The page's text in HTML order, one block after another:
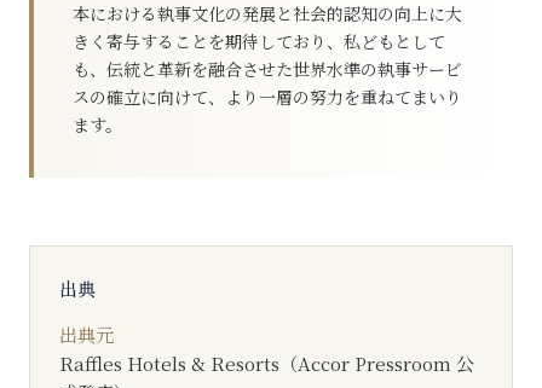
本における執事文化の発展と社会的認知の向上に大
きく寄与することを期待しており、私どもとして
も、伝統と革新を融合させた世界水準の執事サービ
スの確立に向けて、より一層の努力を重ねてまいり
ます。
出典
出典元
Raffles Hotels & Resorts（Accor Pressroom 公